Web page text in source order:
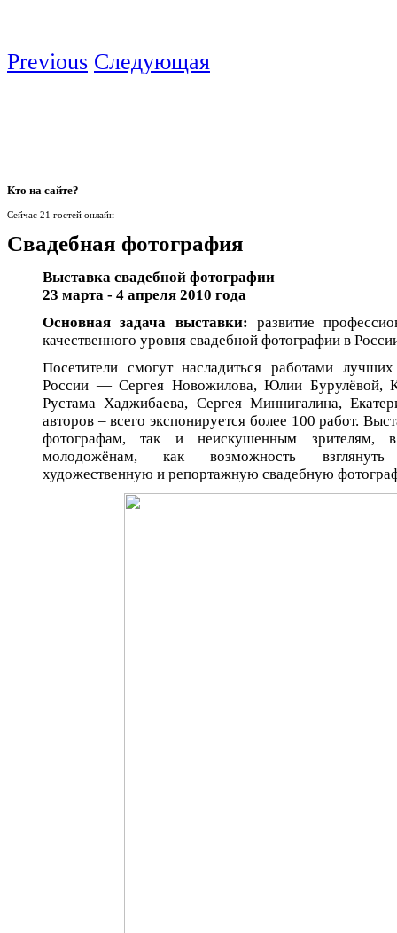
Previous Следующая
Кто на сайте?
Сейчас 21 гостей онлайн
Свадебная фотография
Выставка свадебной фотографии
23 марта - 4 апреля 2010 года
Основная задача выставки: развитие
качественного уровня свадебной фотографии в
Посетители смогут насладиться работами
России — Сергея Новожилова, Юлии Бурулёвой,
Рустама Хаджибаева, Сергея Миннигалина,
авторов – всего экспонируется более 100 работ.
фотографам, так и неискушенным
молодожёнам, как возможность
художественную и репортажную свадебную